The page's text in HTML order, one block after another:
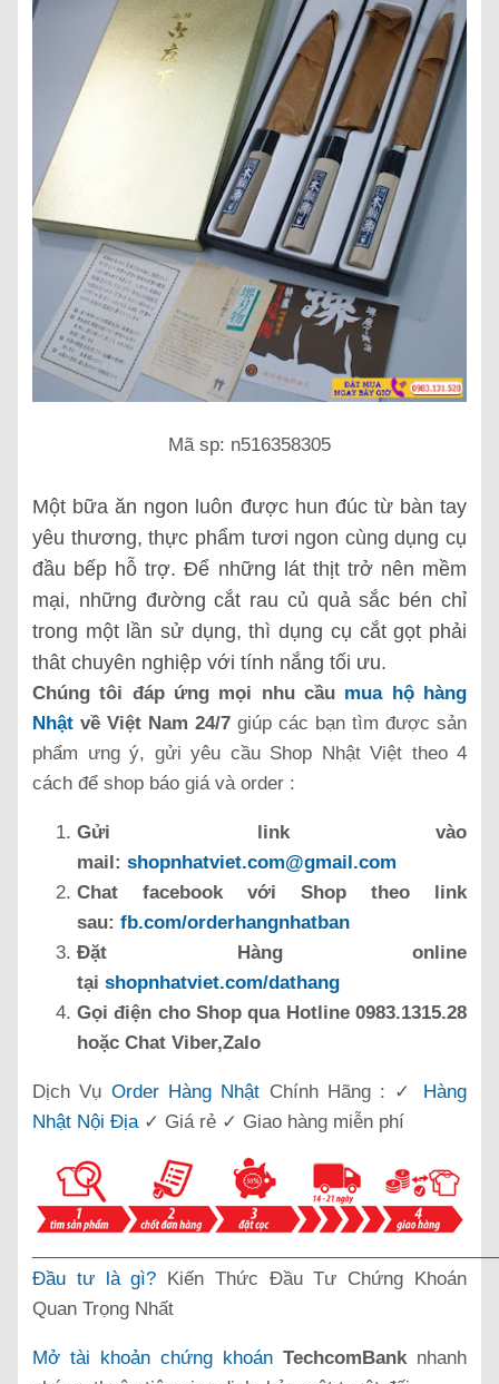
Mã sp: n516358305
Một bữa ăn ngon luôn được hun đúc từ bàn tay
yêu thương, thực phẩm tươi ngon cùng dụng cụ
đầu bếp hỗ trợ. Để những lát thịt trở nên mềm
mại, những đường cắt rau củ quả sắc bén chỉ
trong một lần sử dụng, thì dụng cụ cắt gọt phải
thât chuyên nghiệp với tính nắng tối ưu.
Chúng tôi đáp ứng mọi nhu cầu mua hộ hàng
Nhật về Việt Nam 24/7 giúp các bạn tìm được sản
phẩm ưng ý, gửi yêu cầu Shop Nhật Việt theo 4
cách để shop báo giá và order :
Gửi link vào
mail: shopnhatviet.com@gmail.com
Chat facebook với Shop theo link
sau: fb.com/orderhangnhatban
Đặt Hàng online
tại shopnhatviet.com/dathang
Gọi điện cho Shop qua Hotline 0983.1315.28
hoặc Chat Viber,Zalo
Dịch Vụ Order Hàng Nhật Chính Hãng : ✓
Hàng
Nhật Nội Địa✓ Giá rẻ ✓ Giao hàng miễn phí
Đầu tư là gì? Kiến Thức Đầu Tư Chứng Khoán
Quan Trọng Nhất
Mở tài khoản chứng khoán TechcomBank nhanh